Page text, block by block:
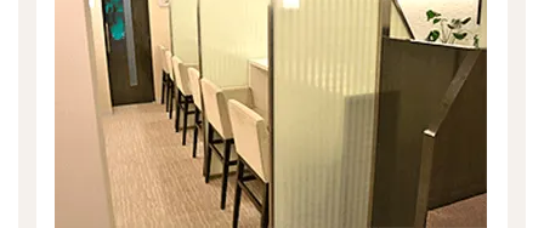
かんたん30秒でお試し査定